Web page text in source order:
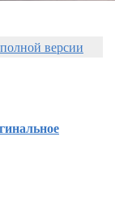
версии